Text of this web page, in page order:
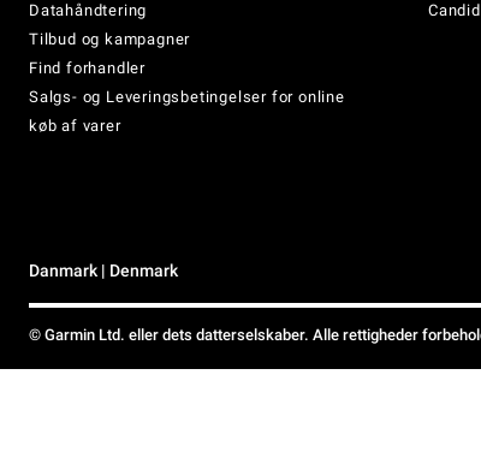
Datahåndtering
Tilbud og kampagner
Find forhandler
Salgs- og Leveringsbetingelser for online
køb af varer
Danmark | Denmark
© Garmin Ltd. eller dets datterselskaber. Alle rettigheder